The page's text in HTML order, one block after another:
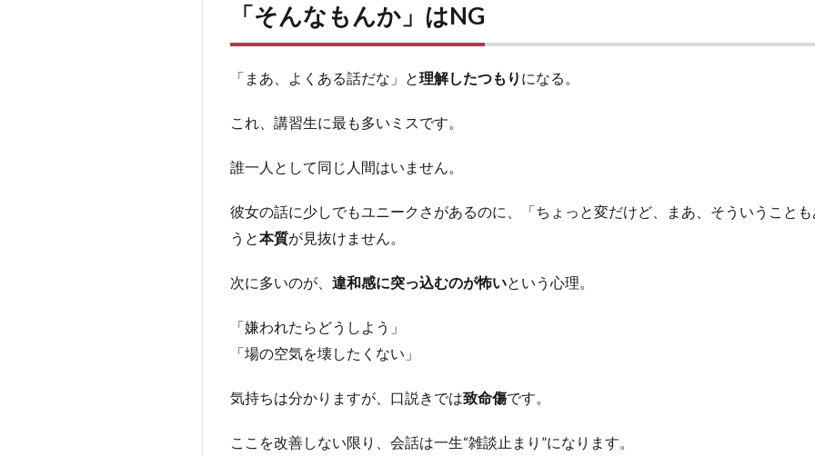
もん
か」
NG
な
最
な
の
3
＝そ
の人
「そんなもんか」はNG
「まあ、よくある話だな」と理解したつもり になる。
これ、講習生に最も多いミスです。
誰一人として同じ人間はいません。
彼女の話に少しでもユニークさがあるのに、「ちょっと変だけど、まあ、そういうこと
うと本質が見抜けません。
次に多いのが、 違和感に突っ込むのが怖いという心理。
「嫌われたらどうしよう」
「場の空気を壊したくない」
気持ちは分かりますが、口説きでは致命傷です。
ここを改善しない限り、会話は一生“雑談止まり”になります。